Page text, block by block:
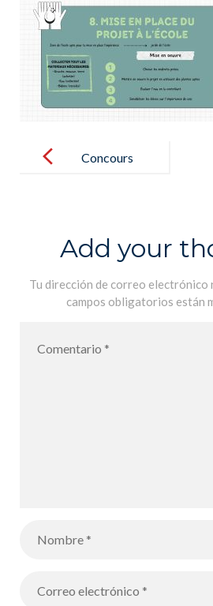
navigation
Concours
Add your
Tu dirección de correo electrónico
campos obligatorios están